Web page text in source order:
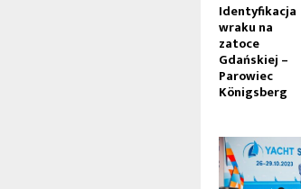
Identyfikacja
wraku na
zatoce
Gdańskiej –
Parowiec
Königsberg